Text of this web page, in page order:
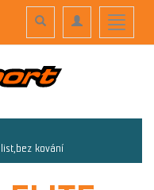
Toggle
Toggle
navigation
Toggle
search
list,bez kování